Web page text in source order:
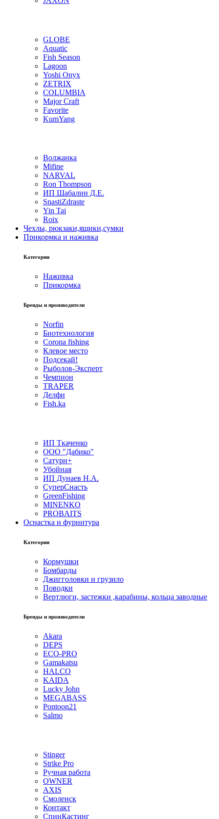
GLOBE
Aquatic
Fish Season
Lagoon
Yoshi Onyx
ZETRIX
COLUMBIA
Major Craft
Favorite
KumYang
Волжанка
Mifine
NARVAL
Ron Thompson
ИП Шабалин Д.Е.
SnastiZdraste
Yin Tai
Roix
Чехлы, рюкзаки,ящики,сумки
Прикормка и наживка
Категории
Наживка
Прикормка
Бренды и производители
Norfin
Биотехнология
Corona fishing
Клевое место
Подсекай!
Рыболов-Эксперт
Чемпион
TRAPER
Делфи
Fish.ka
ИП Ткаченко
ООО "Дабико"
Сатурн+
Убойная
ИП Дунаев Н.А.
СуперСнасть
GreenFishing
MINENKO
PROBAITS
Оснастка и фурнитура
Категории
Кормушки
Бомбарды
Джигголовки и грузило
Поводки
Вертлюги, застежки ,карабины, кольца заводные
Бренды и производители
Akara
DEPS
ECO-PRO
Gamakatsu
HALCO
KAIDA
Lucky John
MEGABASS
Pontoon21
Salmo
Stinger
Strike Pro
Ручная работа
OWNER
AXIS
Смоленск
Контакт
СпинКастинг